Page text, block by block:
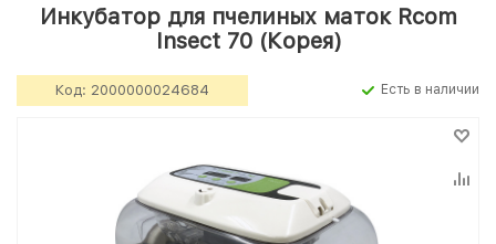
Инкубатор для пчелиных маток Rcom
Insect 70 (Корея)
Код: 2000000024684 Есть в наличии